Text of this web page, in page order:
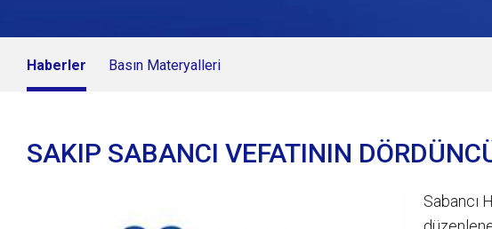
Haberler Basın Materyalleri
SAKIP SABANCI VEFATININ
Sabancı